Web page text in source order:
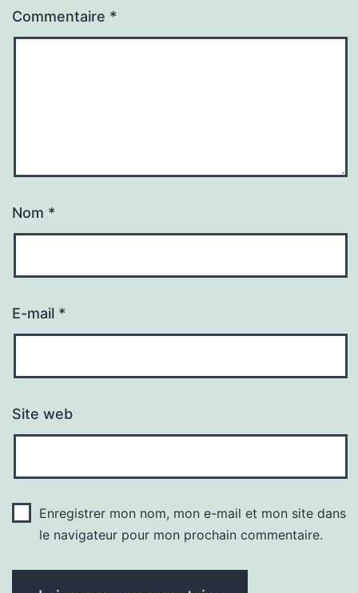
Commentaire *
Nom *
E-mail *
Site web
Enregistrer mon nom, mon e-mail et mon site dans
le navigateur pour mon prochain commentaire.